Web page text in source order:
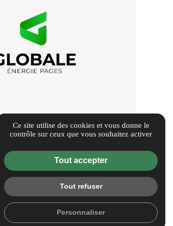
ENERGIE PAGES
05 40 24 63 71
Ce site utilise des cookies et vous donne le
contrôle sur ceux que vous souhaitez activer
Tout accepter
Tout refuser
Personnaliser